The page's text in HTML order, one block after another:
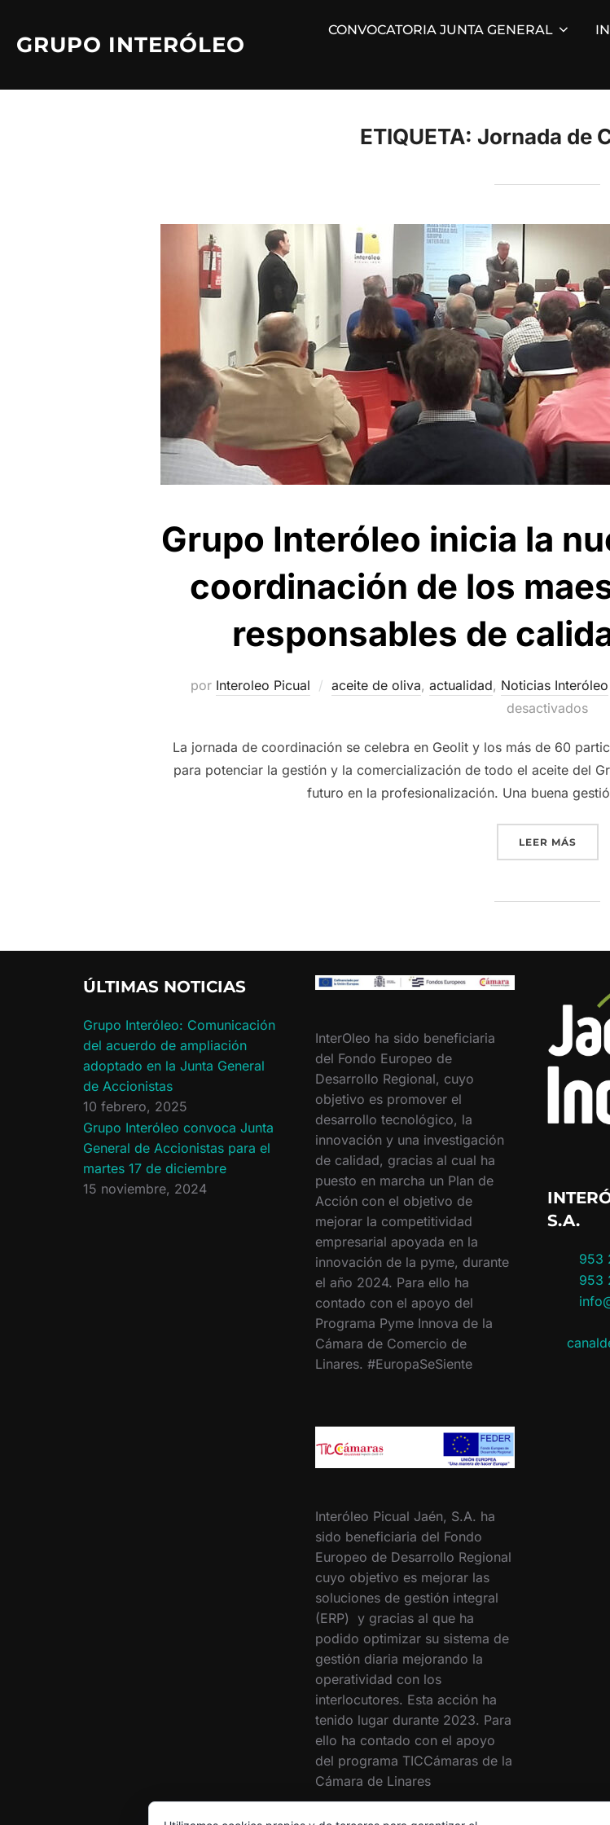
contenido
GRUPO INTERÓLEO
CONVOCATORIA JUNTA GENERAL
ETIQUETA: Jornada de
Grupo Interóleo inicia la
coordinación de los
responsables de
por Interoleo Picual aceite de oliva, actualidad, Noticias Interóleo
desactivados
La jornada de coordinación se celebra en Geolit y los más de 60
para potenciar la gestión y la comercialización de todo el aceite del
futuro en la profesionalización. Una buena
LEER MÁS
ÚLTIMAS NOTICIAS
Grupo Interóleo: Comunicación
del acuerdo de ampliación
adoptado en la Junta General
de Accionistas
10 febrero, 2025
Grupo Interóleo convoca Junta
General de Accionistas para el
martes 17 de diciembre
15 noviembre, 2024
InterOleo ha sido beneficiaria
del Fondo Europeo de
Desarrollo Regional, cuyo
objetivo es promover el
desarrollo tecnológico, la
innovación y una investigación
de calidad, gracias al cual ha
puesto en marcha un Plan de
Acción con el objetivo de
mejorar la competitividad
empresarial apoyada en la
innovación de la pyme, durante
el año 2024. Para ello ha
contado con el apoyo del
Programa Pyme Innova de la
Cámara de Comercio de
Linares. #EuropaSeSiente
Interóleo Picual Jaén, S.A. ha
sido beneficiaria del Fondo
Europeo de Desarrollo Regional
cuyo objetivo es mejorar las
soluciones de gestión integral
(ERP) y gracias al que ha
podido optimizar su sistema de
gestión diaria mejorando la
operatividad con los
interlocutores. Esta acción ha
tenido lugar durante 2023. Para
ello ha contado con el apoyo
del programa TICCámaras de la
Cámara de Linares
S.A.
953
953